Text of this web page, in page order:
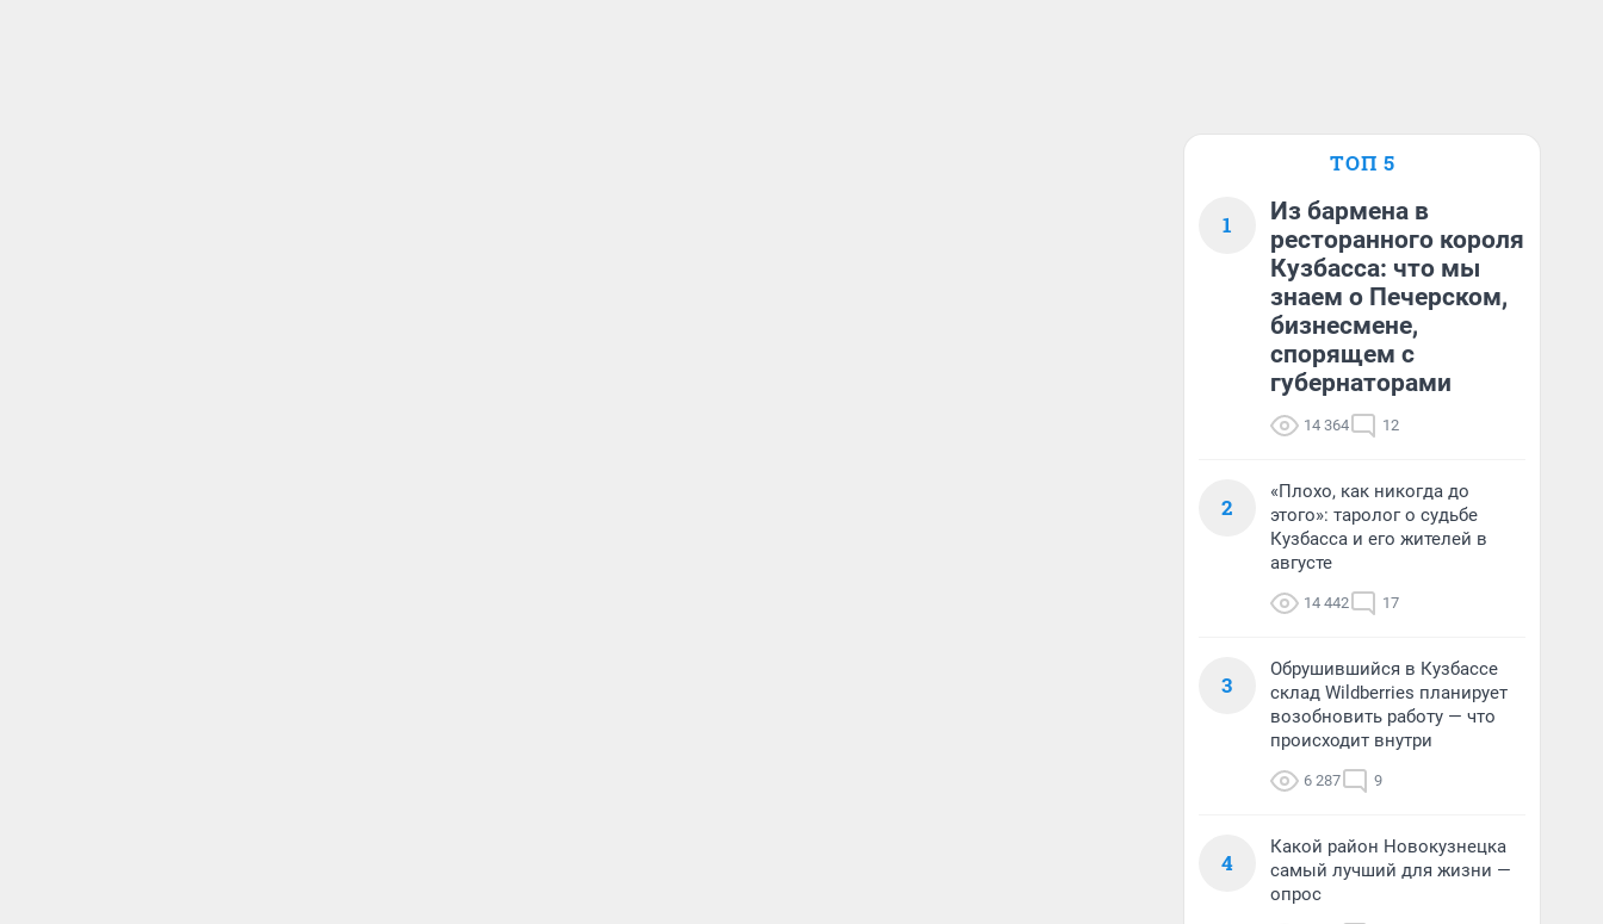
ТОП 5
1
Из бармена в
ресторанного короля
Кузбасса: что мы
знаем о Печерском,
бизнесмене,
спорящем с
губернаторами
14 364 12
2
«Плохо, как никогда до
этого»: таролог о судьбе
Кузбасса и его жителей в
августе
14 442 17
3
Обрушившийся в Кузбассе
склад Wildberries планирует
возобновить работу — что
происходит внутри
6 287 9
4
Какой район Новокузнецка
самый лучший для жизни —
опрос